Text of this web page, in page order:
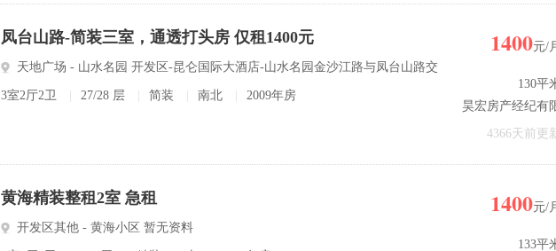
凤台山路-简装三室，通透打头房 仅租1400元
天地广场 - 山水名园 开发区-昆仑国际大酒店-山水名园金沙江路与凤台山路交
汇处
3室2厅2卫 27/28 层 简装 南北 2009年房
1400元/
130平
昊宏房产经纪有
公司 王
4366天前更
黄海精装整租2室 急租
开发区其他 - 黄海小区 暂无资料
1400元/
133平